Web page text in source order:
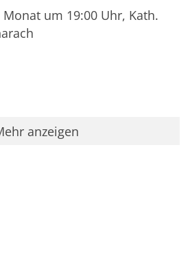
Monat um 19:00 Uhr, Kath.
anzeigen